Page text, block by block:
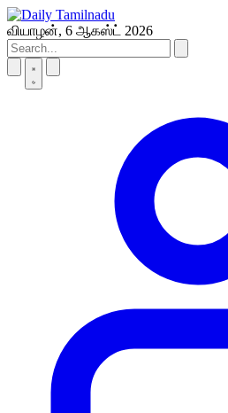
Skip
to
content
வியாழன், 6 ஆகஸ்ட் 2026